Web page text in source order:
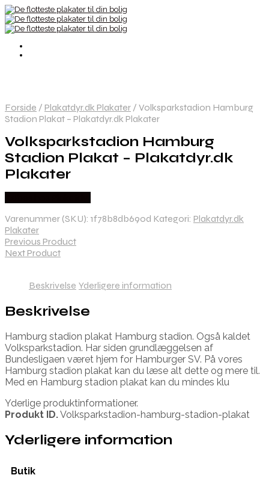
Forside / Plakatdyr.dk Plakater / Volksparkstadion Hamburg
Stadion Plakat – Plakatdyr.dk Plakater
Volksparkstadion Hamburg
Stadion Plakat – Plakatdyr.dk
Plakater
Varenummer (SKU): 1f78b8db690d Kategori: Plakatdyr.dk
Plakater
Previous Product
Next Product
Beskrivelse Yderligere information
Beskrivelse
Hamburg stadion plakat Hamburg stadion. Også kaldet
Volksparkstadion. Har siden grundlæggelsen af
Bundesligaen været hjem for Hamburger SV. På vores
Hamburg stadion plakat kan du læse alt dette og mere til.
Med en Hamburg stadion plakat kan du mindes klu
Yderlige produktinformationer.
Produkt ID.Volksparkstadion-hamburg-stadion-plakat
Yderligere information
Butik